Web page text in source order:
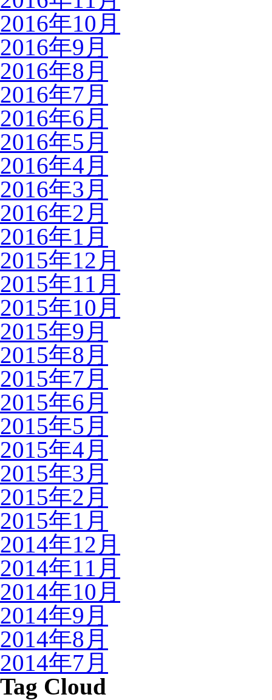
2016年10月
2016年9月
2016年8月
2016年7月
2016年6月
2016年5月
2016年4月
2016年3月
2016年2月
2016年1月
2015年12月
2015年11月
2015年10月
2015年9月
2015年8月
2015年7月
2015年6月
2015年5月
2015年4月
2015年3月
2015年2月
2015年1月
2014年12月
2014年11月
2014年10月
2014年9月
2014年8月
2014年7月
Tag Cloud